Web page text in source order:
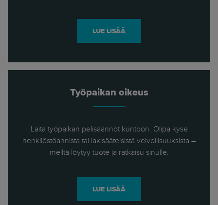
LUE LISÄÄ
Työpaikan oikeus
Laita työpaikan pelisäännöt kuntoon. Olipa kyse
henkilöstöannista tai lakisääteisistä velvollisuuksista –
meiltä löytyy tuote ja ratkaisu sinulle.
LUE LISÄÄ